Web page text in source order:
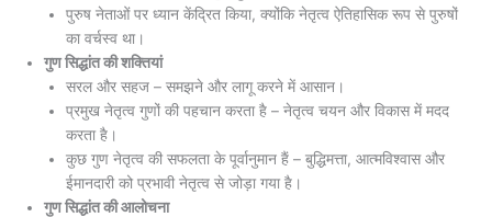
पुरुष नेताओं पर ध्यान केंद्रित किया, क्योंकि नेतृत्व ऐतिहासिक रूप से पुरुषों
का वर्चस्व था।
गुण सिद्धांत की शक्तियां
सरल और सहज – समझने और लागू करने में आसान।
प्रमुख नेतृत्व गुणों की पहचान करता है – नेतृत्व चयन और विकास में मदद
करता है।
कुछ गुण नेतृत्व की सफलता के पूर्वानुमान हैं – बुद्धिमत्ता, आत्मविश्वास और
ईमानदारी को प्रभावी नेतृत्व से जोड़ा गया है।
गुण सिद्धांत की आलोचना